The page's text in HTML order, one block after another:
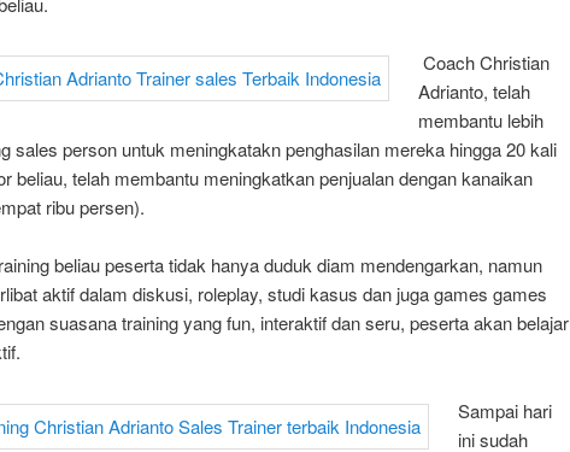
Coach Christian
Adrianto, telah
membantu lebih
sales person untuk meningkatakn penghasilan mereka hingga 20 kali
beliau, telah membantu meningkatkan penjualan dengan kanaikan
ribu persen).
beliau peserta tidak hanya duduk diam mendengarkan, namun
aktif dalam diskusi, roleplay, studi kasus dan juga games games
suasana training yang fun, interaktif dan seru, peserta akan belajar
Sampai hari
ini sudah